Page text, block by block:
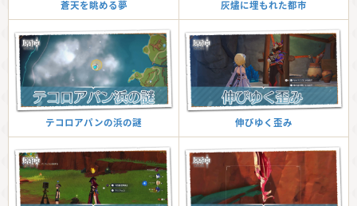
蒼天を眺める夢 灰燼に埋もれた都市
テコロアパンの浜の謎 伸びゆく歪み